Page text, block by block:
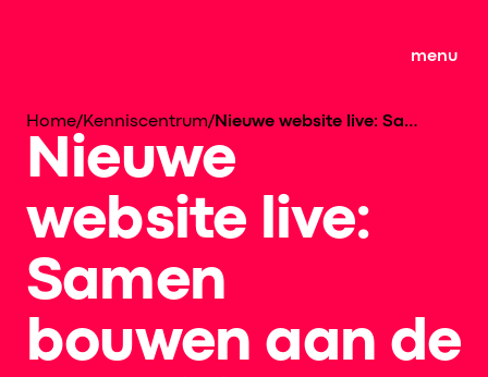
menu
Home/Kenniscentrum/ Nieuwe website live: Samen bouwen aan de transitie van zorg naar gezondheid!
Nieuwe
website live:
Samen
bouwen aan de